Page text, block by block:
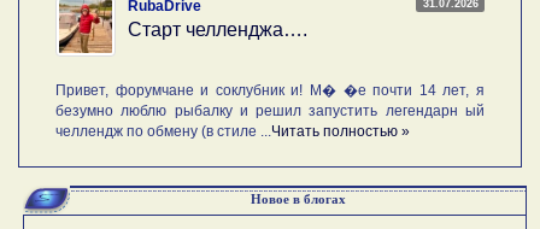
31.07.2026
RubaDrive
Старт челленджа….
Привет, форумчане и соклубник и! М� �е почти 14 лет, я
безумно люблю рыбалку и решил запустить легендарн ый
челлендж по обмену (в стиле ...Читать полностью »
Новое в блогах